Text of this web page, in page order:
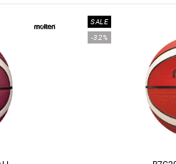
SALE
-32%